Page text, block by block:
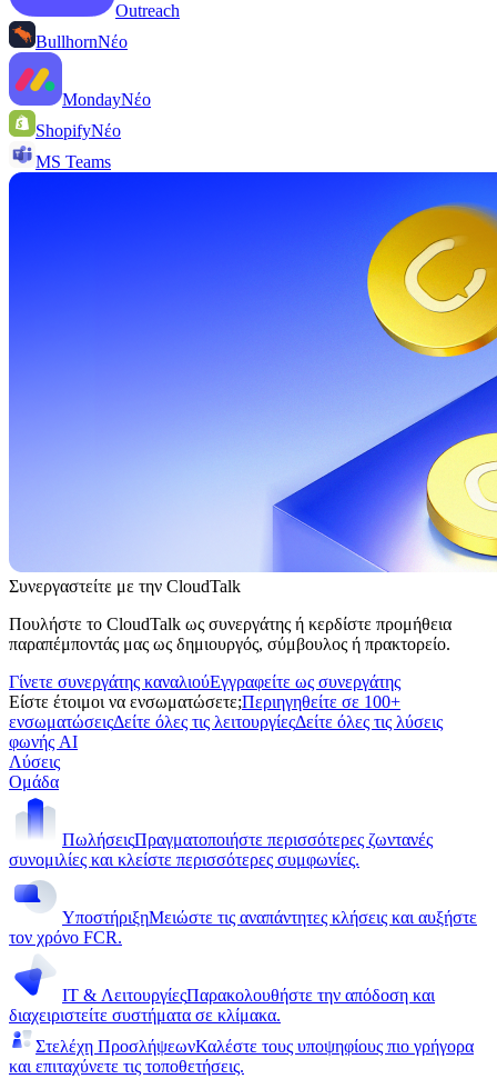
Outreach
BullhornΝέο
MondayΝέο
ShopifyΝέο
MS Teams
Συνεργαστείτε με την CloudTalk
Πουλήστε το CloudTalk ως συνεργάτης ή κερδίστε προμήθεια
παραπέμποντάς μας ως δημιουργός, σύμβουλος ή πρακτορείο.
Γίνετε συνεργάτης καναλιούΕγγραφείτε ως συνεργάτης
Είστε έτοιμοι να ενσωματώσετε;Περιηγηθείτε σε 100+
ενσωματώσειςΔείτε όλες τις λειτουργίεςΔείτε όλες τις λύσεις
φωνής AI
Λύσεις
Ομάδα
ΠωλήσειςΠραγματοποιήστε περισσότερες ζωντανές
συνομιλίες και κλείστε περισσότερες συμφωνίες.
ΥποστήριξηΜειώστε τις αναπάντητες κλήσεις και αυξήστε
τον χρόνο FCR.
IT & ΛειτουργίεςΠαρακολουθήστε την απόδοση και
διαχειριστείτε συστήματα σε κλίμακα.
Στελέχη ΠροσλήψεωνΚαλέστε τους υποψηφίους πιο γρήγορα
και επιταχύνετε τις τοποθετήσεις.